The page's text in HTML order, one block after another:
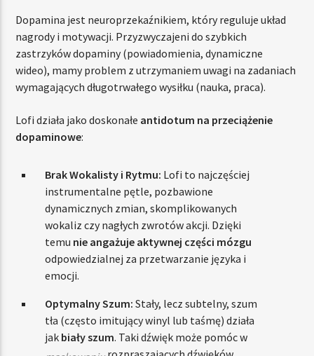
Dopamina jest neuroprzekaźnikiem, który reguluje układ
nagrody i motywacji. Przyzwyczajeni do szybkich
zastrzyków dopaminy (powiadomienia, dynamiczne
wideo), mamy problem z utrzymaniem uwagi na zadaniach
wymagających długotrwałego wysiłku (nauka, praca).
Lofi działa jako doskonałe antidotum na przeciążenie
dopaminowe:
Brak Wokalisty i Rytmu: Lofi to najczęściej
instrumentalne pętle, pozbawione
dynamicznych zmian, skomplikowanych
wokaliz czy nagłych zwrotów akcji. Dzięki
temu nie angażuje aktywnej części mózgu
odpowiedzialnej za przetwarzanie języka i
emocji.
Optymalny Szum: Stały, lecz subtelny, szum
tła (często imitujący winyl lub taśmę) działa
jak biały szum. Taki dźwięk może pomóc w